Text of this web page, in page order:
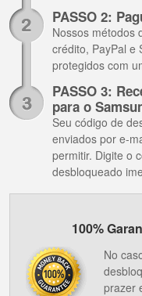
PASSO 2:
Nossos métodos
crédito, PayPal e
protegidos com
PASSO 3:
para o
Seu código de
enviados por e-
permitir. Digite o
desbloqueado
100%
No
prazer